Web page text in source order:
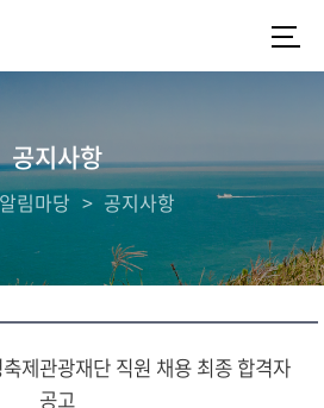
공지사항
알림마당 공지사항
제관광재단 직원 채용 최종 합격자
공고